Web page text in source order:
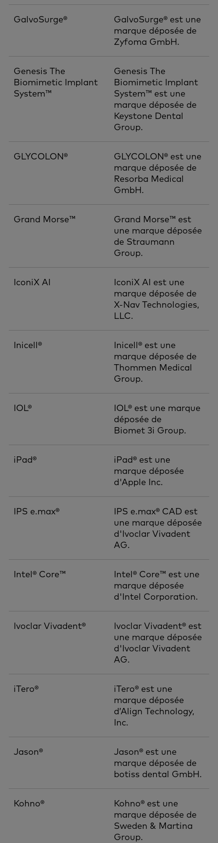
GalvoSurge®
GalvoSurge® est une
marque déposée de
Zyfoma GmbH.
Genesis The
Biomimetic Implant
System™
Genesis The
Biomimetic Implant
System™ est une
marque déposée de
Keystone Dental
Group.
GLYCOLON®
GLYCOLON® est une
marque déposée de
Resorba Medical
GmbH.
Grand Morse™
Grand Morse™ est
une marque déposée
de Straumann
Group.
IconiX AI
IconiX AI est une
marque déposée de
X-Nav Technologies,
LLC.
Inicell®
Inicell® est une
marque déposée de
Thommen Medical
Group.
IOL®
IOL® est une marque
déposée de
Biomet 3i Group.
iPad®
iPad® est une
marque déposée
d'Apple Inc.
IPS e.max®
IPS e.max® CAD est
une marque déposée
d'Ivoclar Vivadent
AG.
Intel® Core™
Intel® Core™ est une
marque déposée
d'Intel Corporation.
Ivoclar Vivadent®
Ivoclar Vivadent® est
une marque déposée
d'Ivoclar Vivadent
AG.
iTero®
iTero® est une
marque déposée
d’Align Technology,
Inc.
Jason®
Jason® est une
marque déposée de
botiss dental GmbH.
Kohno®
Kohno® est une
marque déposée de
Sweden & Martina
Group.